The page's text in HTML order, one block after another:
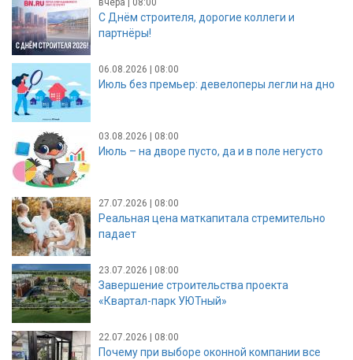
С Днём строителя, дорогие коллеги и
партнёры!
06.08.2026 | 08:00
Июль без премьер: девелоперы легли на дно
03.08.2026 | 08:00
Июль – на дворе пусто, да и в поле негусто
27.07.2026 | 08:00
Реальная цена маткапитала стремительно
падает
23.07.2026 | 08:00
Завершение строительства проекта
«Квартал-парк УЮТный»
22.07.2026 | 08:00
Почему при выборе оконной компании все